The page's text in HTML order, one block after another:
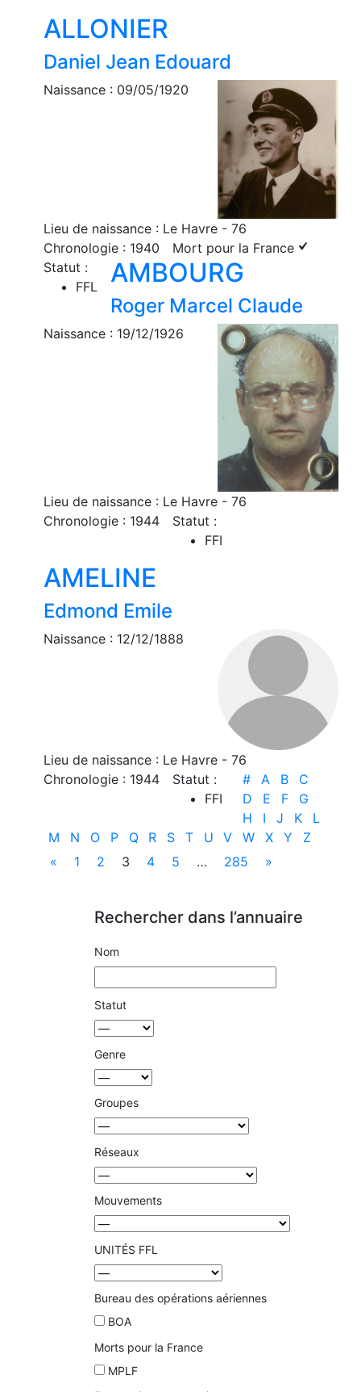
ALLONIER
Daniel Jean Edouard
Naissance : 09/05/1920
Lieu de naissance : Le Havre - 76
Chronologie : 1940
Mort pour la France
Statut :
FFL
AMBOURG
Roger Marcel Claude
Naissance : 19/12/1926
Lieu de naissance : Le Havre - 76
Chronologie : 1944
Statut :
FFI
AMELINE
Edmond Emile
Naissance : 12/12/1888
Lieu de naissance : Le Havre - 76
Chronologie : 1944
Statut :
FFI
# A B
C
D
E F
G
H
I J K
L
M
N O P Q R S T U V W X Y
Z
«
1 2 3 4 5 … 285 »
Rechercher dans l’annuaire
Nom
Statut
Genre
Groupes
Réseaux
Mouvements
UNITÉS FFL
Bureau des opérations aériennes
BOA
Morts pour la France
MPLF